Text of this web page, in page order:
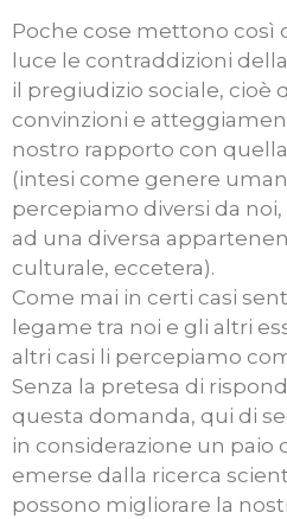
Poche cose mettono
luce le contraddizioni
il pregiudizio sociale, cioè
convinzioni e
nostro rapporto con
(intesi come genere
percepiamo diversi da
ad una diversa
culturale, eccetera).
Come mai in certi casi
legame tra noi e gli altri
altri casi li percepiamo
Senza la pretesa di
questa domanda, qui di
in considerazione un paio
emerse dalla ricerca
possono migliorare la